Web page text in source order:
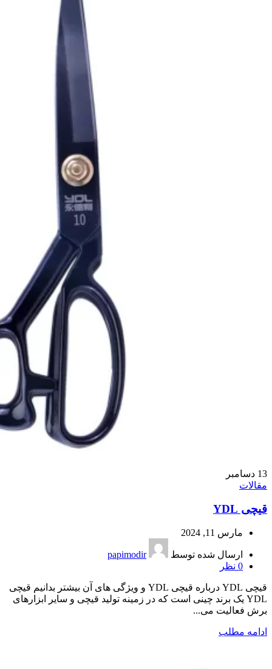
13 دسامبر
مقالات
قیچی YDL
مارس 11, 2024
ارسال شده توسط
papimodir
0 نظر
قیچی YDL درباره قیچی YDL و ویژگی های آن بیشتر بدانیم قیچی
YDL یک برند چینی است که در زمینه تولید قیچی و سایر ابزارهای
برش فعالیت می...
ادامه مطلب